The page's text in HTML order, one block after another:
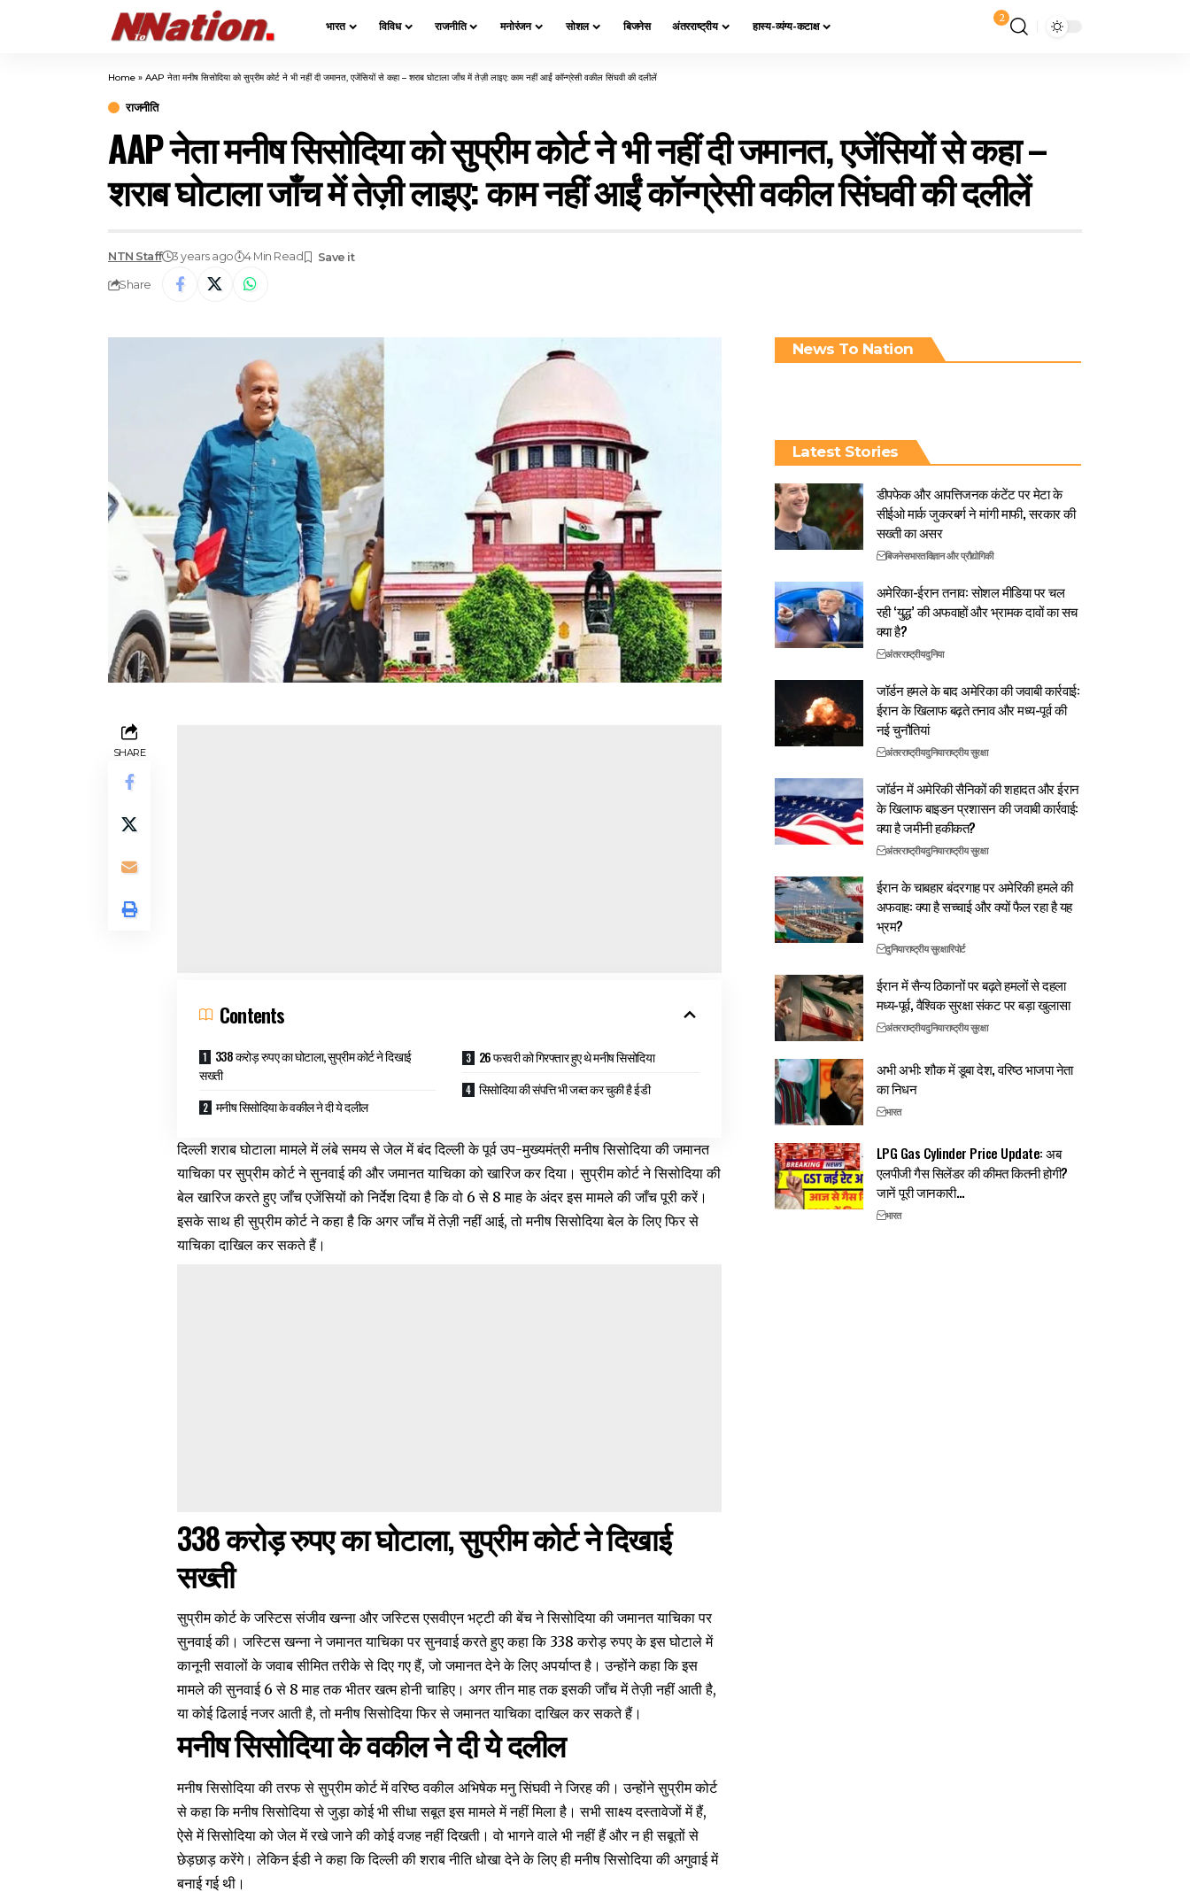
भारत विविध राजनीति मनोरंजन सोशल बिजनेस अंतरराष्ट्रीय हास्य-व्यंग्य-कटाक्ष
2
Home » AAP नेता मनीष सिसोदिया को सुप्रीम कोर्ट ने भी नहीं दी जमानत, एजेंसियों से कहा – शराब घोटाला जाँच में तेज़ी लाइए: काम नहीं आईं कॉन्ग्रेसी वकील सिंघवी की दलीलें
राजनीति
AAP नेता मनीष सिसोदिया को सुप्रीम कोर्ट ने भी नहीं दी जमानत, एजेंसियों से कहा –
शराब घोटाला जाँच में तेज़ी लाइए: काम नहीं आईं कॉन्ग्रेसी वकील सिंघवी की दलीलें
NTN Staff 3 years ago 4 Min Read
Share
SHARE
Contents
338 करोड़ रुपए का घोटाला, सुप्रीम कोर्ट ने दिखाई
सख्ती
मनीष सिसोदिया के वकील ने दी ये दलील
26 फरवरी को गिरफ्तार हुए थे मनीष सिसोदिया
सिसोदिया की संपत्ति भी जब्त कर चुकी है ईडी
दिल्ली शराब घोटाला मामले में लंबे समय से जेल में बंद दिल्ली के पूर्व उप-मुख्यमंत्री मनीष सिसोदिया की जमानत
याचिका पर सुप्रीम कोर्ट ने सुनवाई की और जमानत याचिका को खारिज कर दिया। सुप्रीम कोर्ट ने सिसोदिया की
बेल खारिज करते हुए जाँच एजेंसियों को निर्देश दिया है कि वो 6 से 8 माह के अंदर इस मामले की जाँच पूरी करें।
इसके साथ ही सुप्रीम कोर्ट ने कहा है कि अगर जाँच में तेज़ी नहीं आई, तो मनीष सिसोदिया बेल के लिए फिर से
याचिका दाखिल कर सकते हैं।
338 करोड़ रुपए का घोटाला, सुप्रीम कोर्ट ने दिखाई
सख्ती
सुप्रीम कोर्ट के जस्टिस संजीव खन्ना और जस्टिस एसवीएन भट्टी की बेंच ने सिसोदिया की जमानत याचिका पर
सुनवाई की। जस्टिस खन्ना ने जमानत याचिका पर सुनवाई करते हुएकहाकि 338 करोड़ रुपए के इस घोटाले में
कानूनी सवालों के जवाब सीमित तरीके से दिए गए हैं, जो जमानत देने के लिए अपर्याप्त है। उन्होंने कहा कि इस
मामले की सुनवाई 6 से 8 माह तक भीतर खत्म होनी चाहिए। अगर तीन माह तक इसकी जाँच में तेज़ी नहीं आती है,
या कोई ढिलाई नजर आती है, तो मनीष सिसोदिया फिर से जमानत याचिका दाखिल कर सकते हैं।
मनीष सिसोदिया के वकील ने दी ये दलील
मनीष सिसोदिया की तरफ से सुप्रीम कोर्ट में वरिष्ठ वकील अभिषेक मनु सिंघवी नेजिरहकी। उन्होंने सुप्रीम कोर्ट
से कहा कि मनीष सिसोदिया से जुड़ा कोई भी सीधा सबूत इस मामले में नहीं मिला है। सभी साक्ष्य दस्तावेजों में हैं,
ऐसे में सिसोदिया को जेल में रखे जाने की कोई वजह नहीं दिखती। वो भागने वाले भी नहीं हैं और न ही सबूतों से
छेड़छाड़ करेंगे। लेकिन ईडी ने कहा कि दिल्ली की शराब नीति धोखा देने के लिए ही मनीष सिसोदिया की अगुवाई में
बनाई गई थी।
News To Nation
Latest Stories
डीपफेक और आपत्तिजनक कंटेंट पर मेटा के
सीईओ मार्क जुकरबर्ग ने मांगी माफी, सरकार की
सख्ती का असर
बिजनेसभारतविज्ञान और प्रौद्योगिकी
अमेरिका-ईरान तनाव: सोशल मीडिया पर चल
रही ‘युद्ध’ की अफवाहों और भ्रामक दावों का सच
क्या है?
अंतरराष्ट्रीयदुनिया
जॉर्डन हमले के बाद अमेरिका की जवाबी कार्रवाई:
ईरान के खिलाफ बढ़ते तनाव और मध्य-पूर्व की
नई चुनौतियां
अंतरराष्ट्रीयदुनियाराष्ट्रीय सुरक्षा
जॉर्डन में अमेरिकी सैनिकों की शहादत और ईरान
के खिलाफ बाइडन प्रशासन की जवाबी कार्रवाई:
क्या है जमीनी हकीकत?
अंतरराष्ट्रीयदुनियाराष्ट्रीय सुरक्षा
ईरान के चाबहार बंदरगाह पर अमेरिकी हमले की
अफवाह: क्या है सच्चाई और क्यों फैल रहा है यह
भ्रम?
दुनियाराष्ट्रीय सुरक्षारिपोर्ट
ईरान में सैन्य ठिकानों पर बढ़ते हमलों से दहला
मध्य-पूर्व, वैश्विक सुरक्षा संकट पर बड़ा खुलासा
अंतरराष्ट्रीयदुनियाराष्ट्रीय सुरक्षा
अभी अभी: शौक में डूबा देश, वरिष्ठ भाजपा नेता
का निधन
भारत
LPG Gas Cylinder Price Update: अब
एलपीजी गैस सिलेंडर की कीमत कितनी होगी?
जानें पूरी जानकारी…
भारत